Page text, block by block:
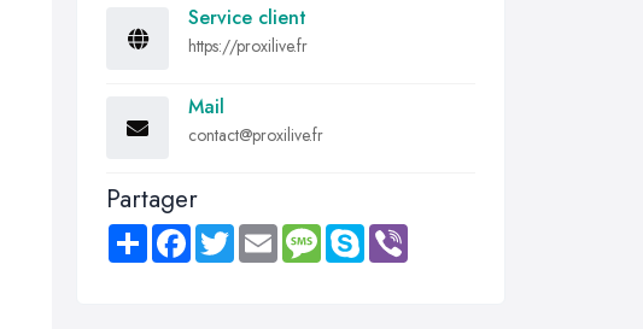
Service client
https://proxilive.fr
Mail
contact@proxilive.fr
Partager
Share FacebookTwitter Email MessageSkype